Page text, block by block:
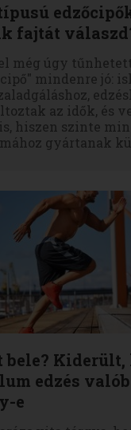
fajtát
még úgy
mindenre jó:
az idők, és
hiszen szinte
gyártanak
Kiderült,
edzés
e